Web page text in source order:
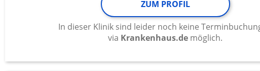
ZUM PROFIL
In dieser Klinik sind leider noch keine
via Krankenhaus.de möglich.